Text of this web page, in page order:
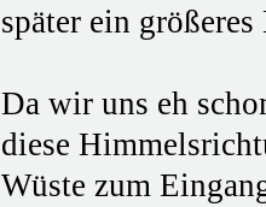
später ein
Da wir uns eh
diese
Wüste zum